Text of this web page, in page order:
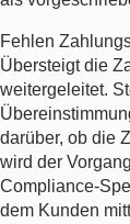
Fehlen
Übersteigt die
weitergeleitet.
darüber, ob die
wird der
Compliance-
dem Kunden